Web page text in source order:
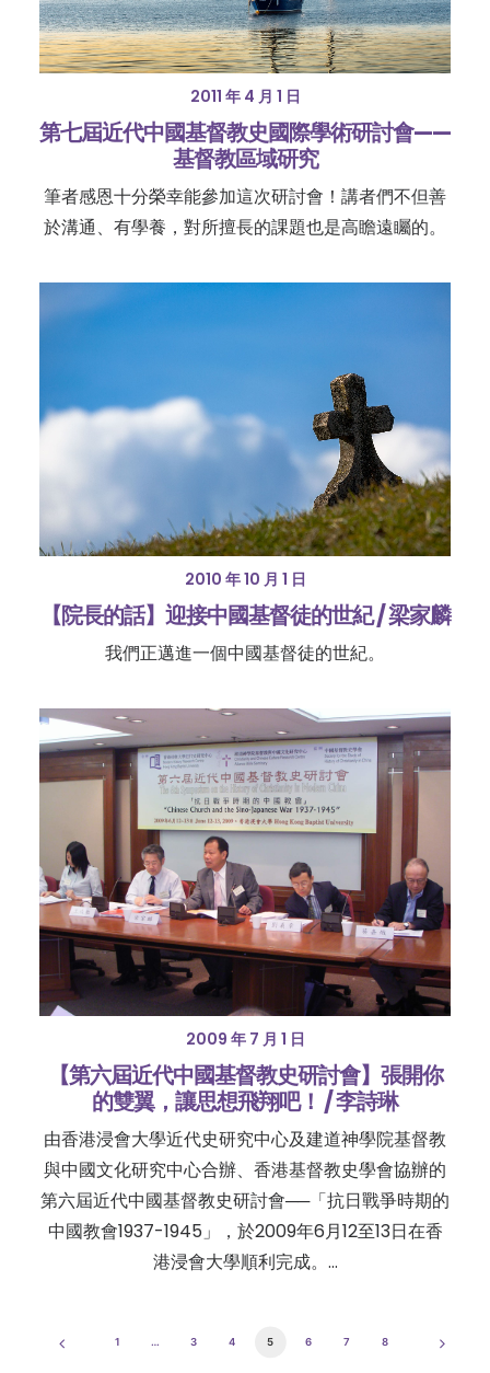
2011 年 4 月 1 日
第七屆近代中國基督教史國際學術研討會——
基督教區域研究
筆者感恩十分榮幸能參加這次研討會！講者們不但善
於溝通、有學養，對所擅長的課題也是高瞻遠矚的。
2010 年 10 月 1 日
【院長的話】迎接中國基督徒的世紀 / 梁家麟
我們正邁進一個中國基督徒的世紀。
2009 年 7 月 1 日
【第六屆近代中國基督教史研討會】張開你
的雙翼，讓思想飛翔吧！ / 李詩琳
由香港浸會大學近代史研究中心及建道神學院基督教
與中國文化研究中心合辦、香港基督教史學會協辦的
第六屆近代中國基督教史研討會──「抗日戰爭時期的
中國教會1937-1945」，於2009年6月12至13日在香
港浸會大學順利完成。…
1 … 3 4 5 6 7 8